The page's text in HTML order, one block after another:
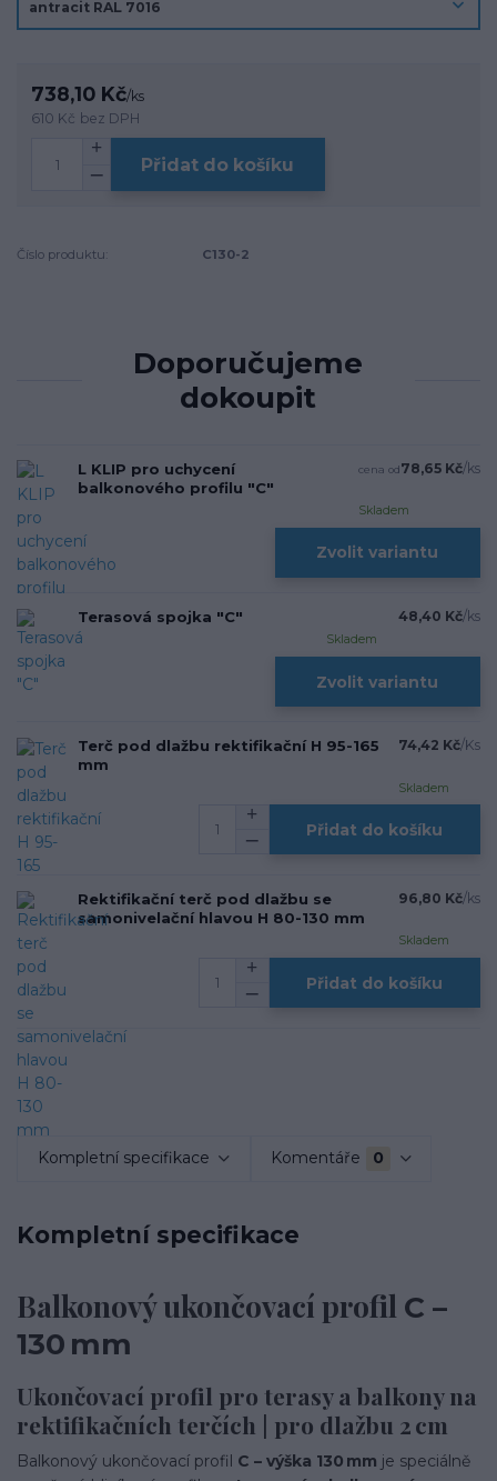
738,10 Kč/ks
610 Kč bez DPH
Přidat do košíku
Číslo produktu: C130-2
Doporučujeme
dokoupit
L KLIP pro uchycení
balkonového profilu "C"
cena od78,65 Kč/ks
Skladem
Zvolit variantu
Terasová spojka "C" 48,40 Kč/ks
Skladem
Zvolit variantu
Terč pod dlažbu rektifikační H 95-165
mm
74,42 Kč/Ks
Skladem
Přidat do košíku
Rektifikační terč pod dlažbu se
samonivelační hlavou H 80-130 mm
96,80 Kč/ks
Skladem
Přidat do košíku
Kompletní specifikace Komentáře 0
Kompletní specifikace
Balkonový ukončovací profil C –
130 mm
Ukončovací profil pro terasy a balkony na
rektifikačních terčích | pro dlažbu 2 cm
Balkonový ukončovací profil C – výška 130 mm je speciálně